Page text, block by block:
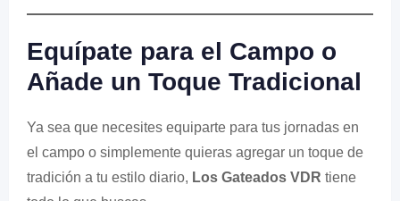
Equípate para el Campo o
Añade un Toque Tradicional
Ya sea que necesites equiparte para tus jornadas en
el campo o simplemente quieras agregar un toque de
tradición a tu estilo diario, Los Gateados VDR tiene